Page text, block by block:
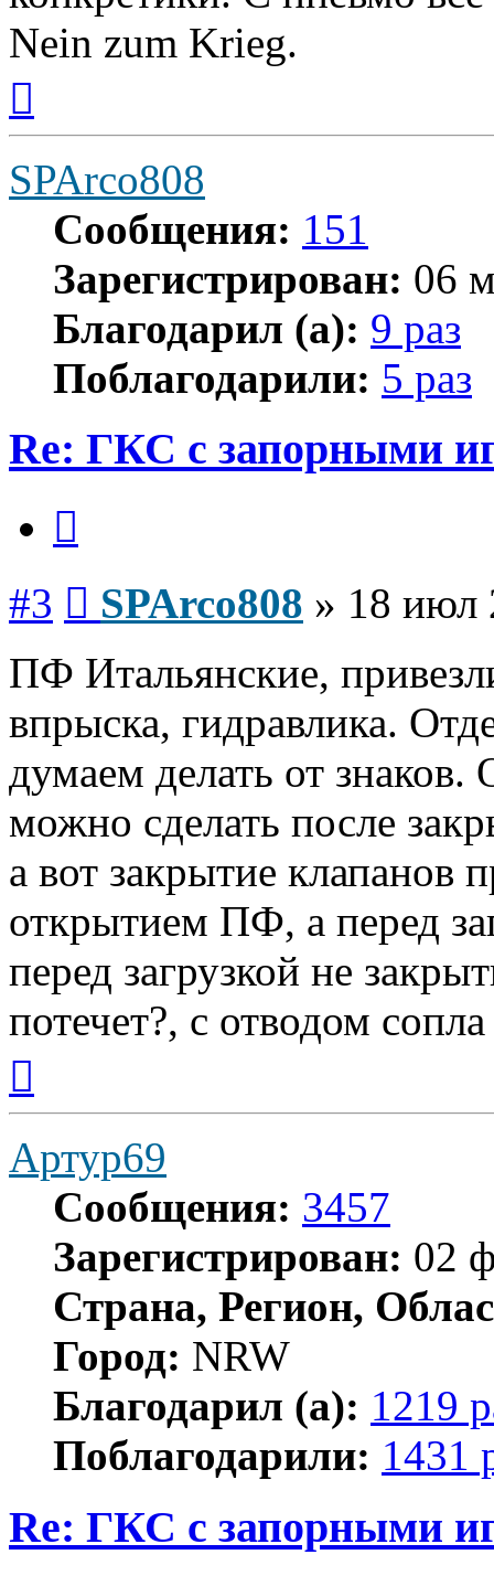
Nein zum Krieg.
началу
SPArco808
Сообщения: 151
Зарегистрирован: 06
Благодарил (а): 9 раз
Поблагодарили: 5 раз
Re: ГКС с запорными
#3 SPArco808 » 18 июл
ПФ Итальянские,
впрыска, гидравлика.
думаем делать от
можно сделать после
а вот закрытие клапанов
открытием ПФ, а перед
перед загрузкой не
потечет?, с отводом
началу
Артур69
Сообщения: 3457
Зарегистрирован: 02
Страна, Регион,
Город: NRW
Благодарил (а): 1219
Поблагодарили: 1431
Re: ГКС с запорными